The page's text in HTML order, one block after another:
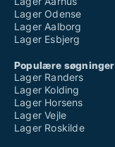
Lager Odense
Lager Aalborg
Lager Esbjerg
Populære søgninger
Lager Randers
Lager Kolding
Lager Horsens
Lager Vejle
Lager Roskilde